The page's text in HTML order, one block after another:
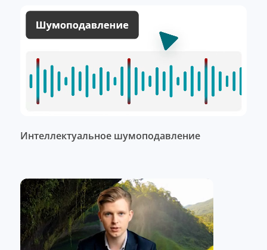
Интеллектуальное шумоподавление